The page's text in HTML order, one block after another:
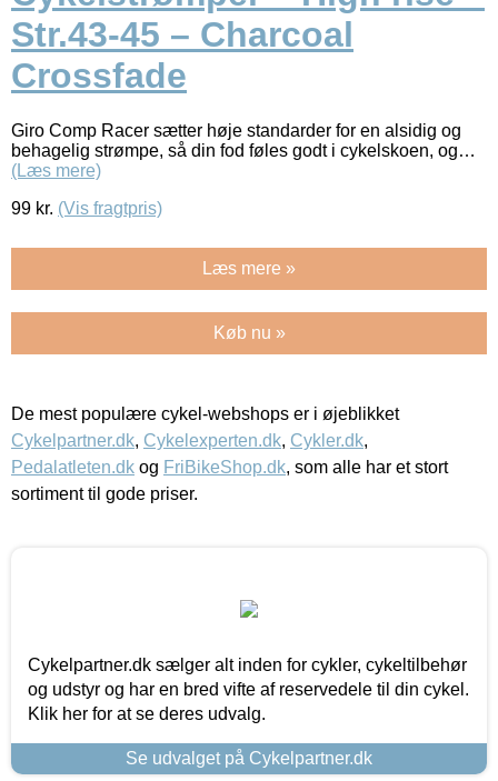
Str.43-45 – Charcoal
Crossfade
Giro Comp Racer sætter høje standarder for en alsidig og
behagelig strømpe, så din fod føles godt i cykelskoen, og…
(Læs mere)
99 kr. (Vis fragtpris)
Læs mere »
Køb nu »
De mest populære cykel-webshops er i øjeblikket
Cykelpartner.dk, Cykelexperten.dk, Cykler.dk,
Pedalatleten.dk og FriBikeShop.dk, som alle har et stort
sortiment til gode priser.
Cykelpartner.dk sælger alt inden for cykler, cykeltilbehør
og udstyr og har en bred vifte af reservedele til din cykel.
Klik her for at se deres udvalg.
Se udvalget på Cykelpartner.dk